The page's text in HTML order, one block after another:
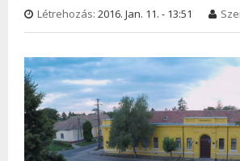
Létrehozás: 2016. Jan. 11. - 13:51